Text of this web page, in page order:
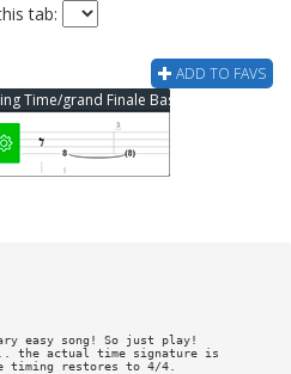
tab:
ADD TO FAVS
Time/grand Finale Bass Tab
easy song! So just play!
the actual time signature is
restores to 4/4.